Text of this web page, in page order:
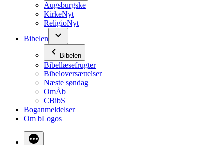
Augsburgske
KirkeNyt
ReligioNyt
Bibelen
Bibelen
Bibellæsefrugter
Bibeloversættelser
Næste søndag
OmÅb
CBibS
Boganmeldelser
Om bLogos